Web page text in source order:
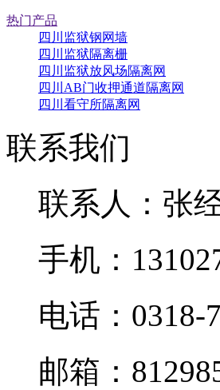
热门产品
四川监狱钢网墙
四川监狱隔离栅
四川监狱放风场隔离网
四川AB门收押通道隔离网
四川看守所隔离网
联系我们
联系人：张
手机：
电话：0318-
邮箱：